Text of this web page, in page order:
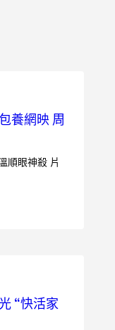
養網映 周
順眼神殺 片
“快活家